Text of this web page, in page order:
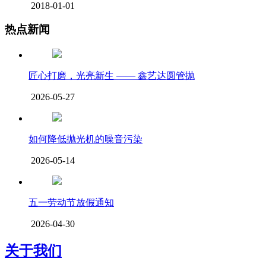
2018-01-01
热点新闻
匠心打磨，光亮新生 —— 鑫艺达圆管抛
2026-05-27
如何降低抛光机的噪音污染
2026-05-14
五一劳动节放假通知
2026-04-30
关于我们